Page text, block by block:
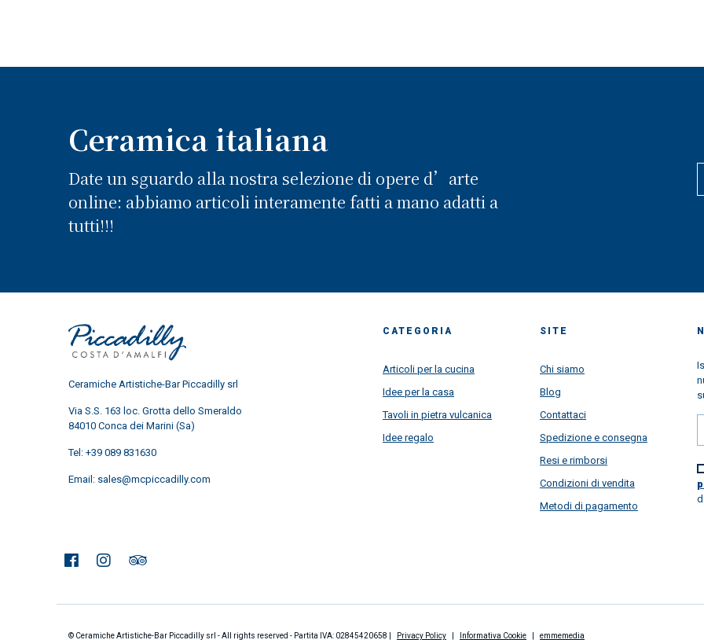
Ceramica italiana
Date un sguardo alla nostra selezione di opere d’arte
online: abbiamo articoli interamente fatti a mano adatti a
tutti!!!
Ceramiche Artistiche-Bar Piccadilly srl
Via S.S. 163 loc. Grotta dello Smeraldo
84010 Conca dei Marini (Sa)
Tel: +39 089 831630
Email: sales@mcpiccadilly.com
CATEGORIA
Articoli per la cucina
Idee per la casa
Tavoli in pietra vulcanica
Idee regalo
SITE
Chi siamo
Blog
Contattaci
Spedizione e consegna
Resi e rimborsi
Condizioni di vendita
Metodi di pagamento
© Ceramiche Artistiche-Bar Piccadilly srl - All rights reserved - Partita IVA: 02845420658 | Privacy Policy Informativa Cookie emmemedia